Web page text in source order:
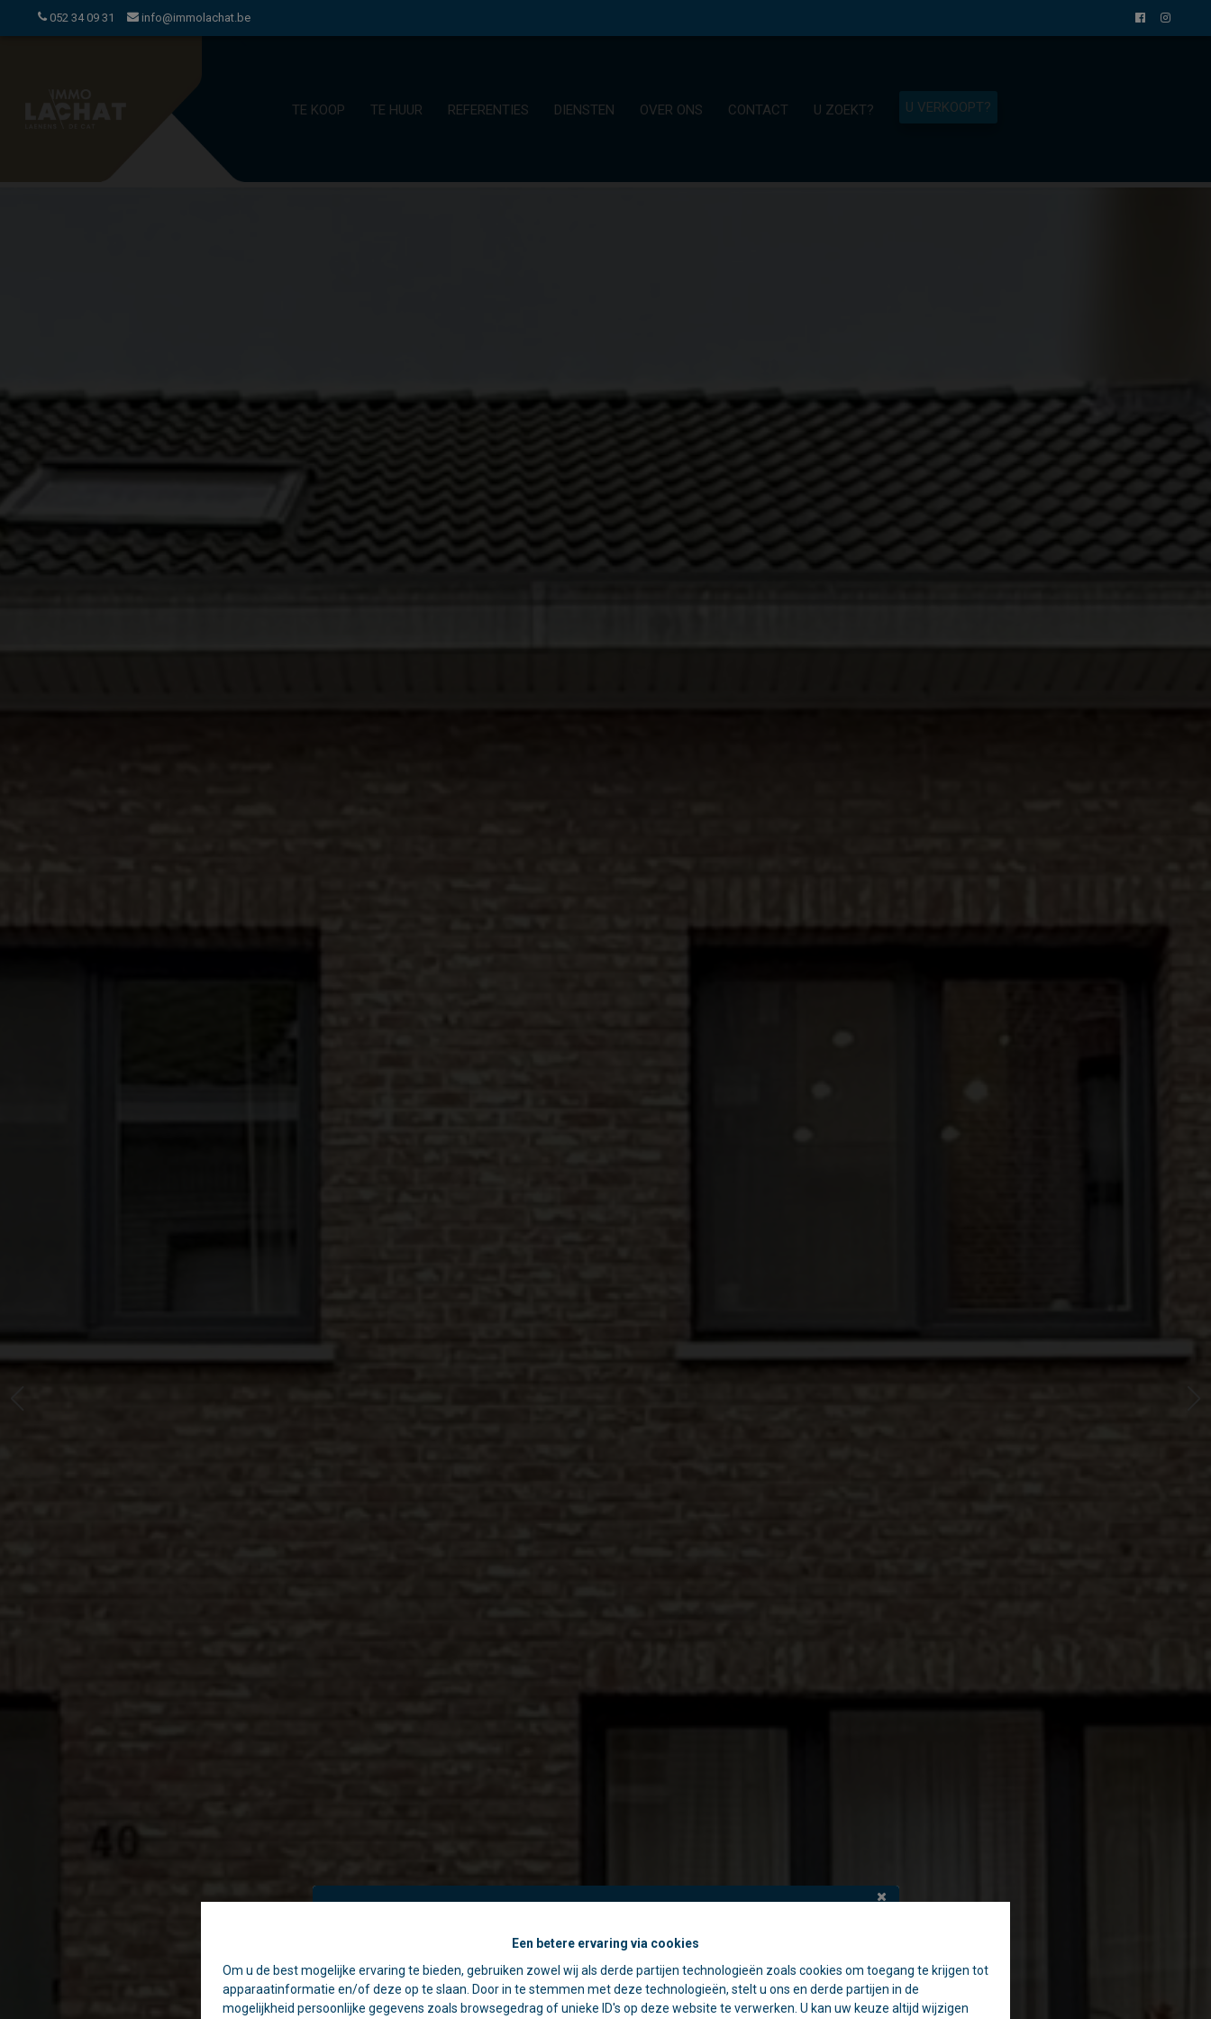
Een betere ervaring via cookies
Om u de best mogelijke ervaring te bieden, gebruiken zowel wij als derde partijen technologieën zoals cookies om toegang te krijgen tot
apparaatinformatie en/of deze op te slaan. Door in te stemmen met deze technologieën, stelt u ons en derde partijen in de
mogelijkheid persoonlijke gegevens zoals browsegedrag of unieke ID's op deze website te verwerken. U kan uw keuze altijd wijzigen
052 34 09 31 info@immolachat.be
TE KOOP TE HUUR REFERENTIES DIENSTEN OVER ONS CONTACT U ZOEKT? U VERKOOPT?
☀️ Achter elke gesloten deur schuilt een goede reden. 🏡
Tijdens de zomer zijn we vaak op pad voor schattingen en bezichtigingen.
Daarom is ons kantoor in de namiddag voornamelijk geopend op afspraak.